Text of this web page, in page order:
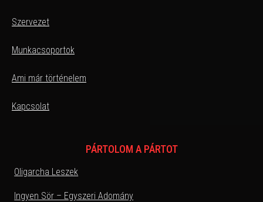
Szervezet
Munkacsoportok
Ami már történelem
Kapcsolat
PÁRTOLOM A PÁRTOT
Oligarcha Leszek
Ingyen Sör – Egyszeri Adomány